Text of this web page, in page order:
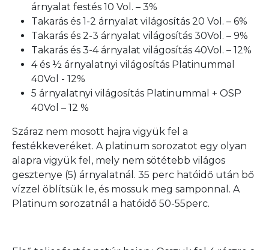
árnyalat festés 10 Vol. – 3%
Takarás és 1-2 árnyalat világosítás 20 Vol. – 6%
Takarás és 2-3 árnyalat világosítás 30Vol. – 9%
Takarás és 3-4 árnyalat világosítás 40Vol. – 12%
4 és ½ árnyalatnyi világosítás Platinummal
40Vol - 12%
5 árnyalatnyi világosítás Platinummal + OSP
40Vol – 12 %
Száraz nem mosott hajra vigyük fel a
festékkeveréket. A platinum sorozatot egy olyan
alapra vigyük fel, mely nem sötétebb világos
gesztenye (5) árnyalatnál. 35 perc hatóidő után bő
vízzel öblítsük le, és mossuk meg samponnal. A
Platinum sorozatnál a hatóidő 50-55perc.